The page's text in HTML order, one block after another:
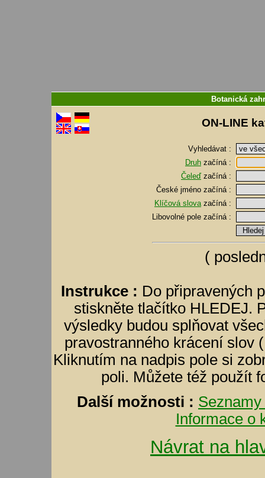
Botanická
ON-LINE
Vyhledávat :
Druh začíná :
Čeleď začíná :
České jméno začíná :
Klíčová slova začíná :
Libovolné pole začíná :
(
Instrukce : Do připravených
stiskněte tlačítko HLEDEJ.
výsledky budou splňovat
pravostranného krácení slov
Kliknutím na nadpis pole si
poli. Můžete též použít
Další možnosti :
Informace o
Návrat na